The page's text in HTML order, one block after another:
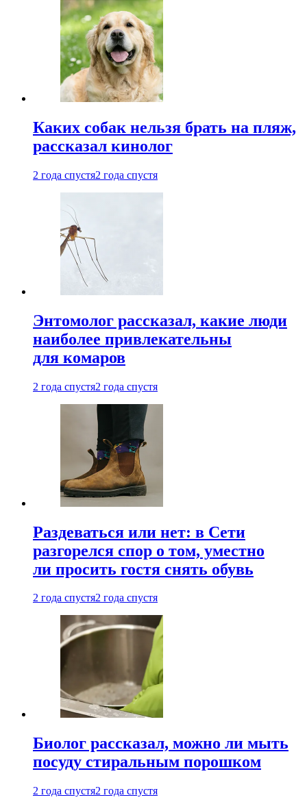
Каких собак нельзя брать на пляж,
рассказал кинолог
2 года спустя2 года спустя
Энтомолог рассказал, какие люди
наиболее привлекательны
для комаров
2 года спустя2 года спустя
Раздеваться или нет: в Сети
разгорелся спор о том, уместно
ли просить гостя снять обувь
2 года спустя2 года спустя
Биолог рассказал, можно ли мыть
посуду стиральным порошком
2 года спустя2 года спустя